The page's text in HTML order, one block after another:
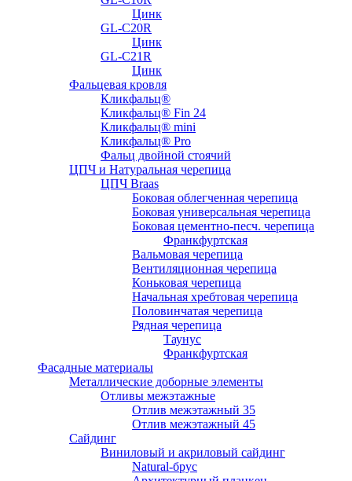
Цинк
GL-С20R
Цинк
GL-С21R
Цинк
Фальцевая кровля
Кликфальц®
Кликфальц® Fin 24
Кликфальц® mini
Кликфальц® Pro
Фальц двойной стоячий
ЦПЧ и Натуральная черепица
ЦПЧ Braas
Боковая облегченная черепица
Боковая универсальная черепица
Боковая цементно-песч. черепица
Франкфуртская
Вальмовая черепица
Вентиляционная черепица
Коньковая черепица
Начальная хребтовая черепица
Половинчатая черепица
Рядная черепица
Таунус
Франкфуртская
Фасадные материалы
Металлические доборные элементы
Отливы межэтажные
Отлив межэтажный 35
Отлив межэтажный 45
Сайдинг
Виниловый и акриловый сайдинг
Natural-брус